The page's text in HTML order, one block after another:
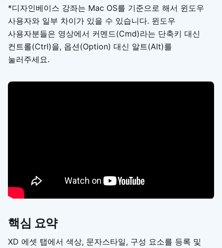
*디자인베이스 강좌는 Mac OS를 기준으로 해서 윈도우
사용자와 일부 차이가 있을 수 있습니다. 윈도우
사용자분들은 영상에서 커멘드(Cmd)라는 단축키 대신
컨트롤(Ctrl)을, 옵션(Option) 대신 알트(Alt)를
눌러주세요.
핵심 요약
XD 에셋 탭에서 색상, 문자스타일, 구성 요소를 등록 및